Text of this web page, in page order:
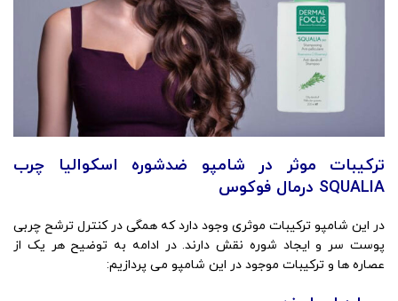
ترکیبات موثر در شامپو ضدشوره اسکوالیا چرب
SQUALIA درمال فوکوس
در این شامپو ترکیبات موثری وجود دارد که همگی در کنترل ترشح چربی
پوست سر و ایجاد شوره نقش دارند. در ادامه به توضیح هر یک از
عصاره ها و ترکیبات موجود در این شامپو می پردازیم: